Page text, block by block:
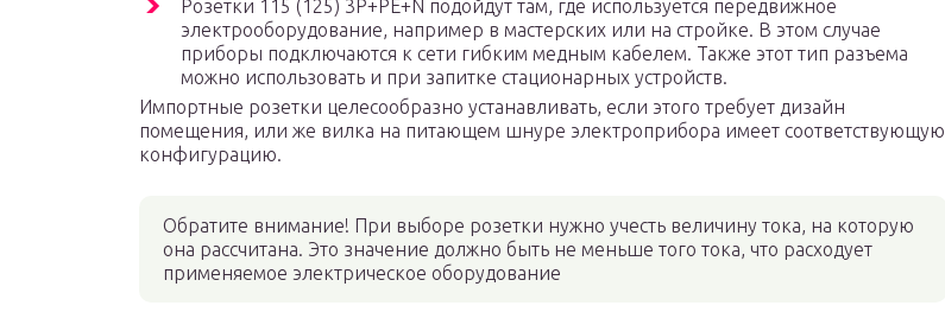
Розетки 115 (125) 3P+PE+N подойдут там, где используется передвижное
электрооборудование, например в мастерских или на стройке. В этом случае
приборы подключаются к сети гибким медным кабелем. Также этот тип разъема
можно использовать и при запитке стационарных устройств.
Импортные розетки целесообразно устанавливать, если этого требует дизайн
помещения, или же вилка на питающем шнуре электроприбора имеет соответствующую
конфигурацию.
Обратите внимание! При выборе розетки нужно учесть величину тока, на которую
она рассчитана. Это значение должно быть не меньше того тока, что расходует
применяемое электрическое оборудование